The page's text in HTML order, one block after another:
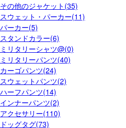
その他のジャケット(35)
スウェット・パーカー(11)
パーカー(5)
スタンドカラー(6)
ミリタリーシャツ@(0)
ミリタリーパンツ(40)
カーゴパンツ(24)
スウェットパンツ(2)
ハーフパンツ(14)
インナーパンツ(2)
アクセサリー(110)
ドッグタグ(73)